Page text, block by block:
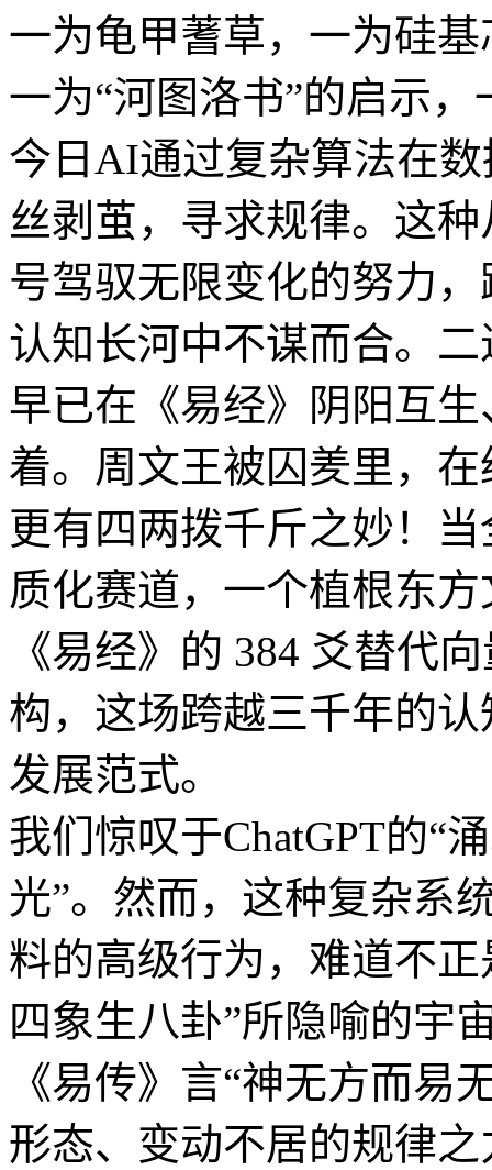
一为龟甲蓍草，一为硅基
一为“河图洛书”的启示
今日AI通过复杂算法在
丝剥茧，寻求规律。这
号驾驭无限变化的努力
认知长河中不谋而合。
早已在《易经》阴阳互
着。周文王被囚羑里，
更有四两拨千斤之妙！
质化赛道，一个植根东
《易经》的 384 爻替代
构，这场跨越三千年的
发展范式。
我们惊叹于ChatGPT的“
光”。然而，这种复杂系
料的高级行为，难道不
四象生八卦”所隐喻的宇
《易传》言“神无方而易
形态、变动不居的规律